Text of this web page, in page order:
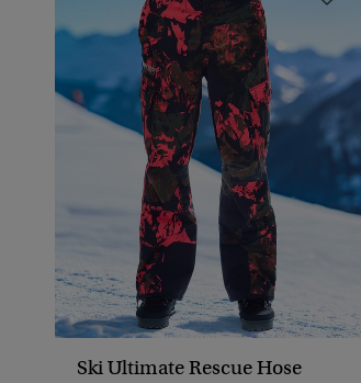
Ski Ultimate Rescue Hose